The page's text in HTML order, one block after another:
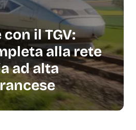
il TGV:
alla rete
ad alta